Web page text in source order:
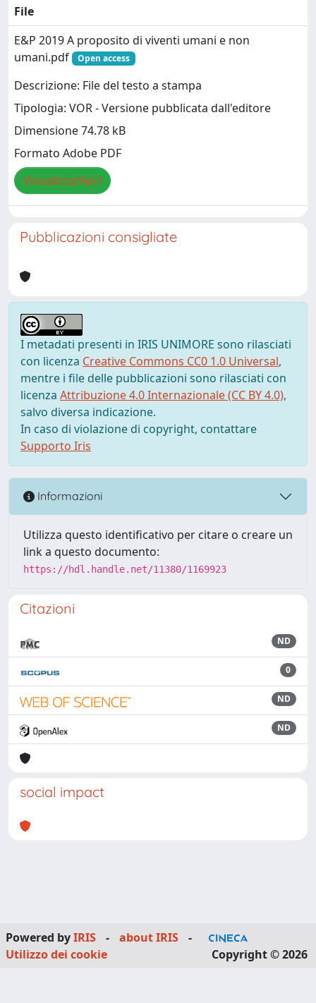
File
E&P 2019 A proposito di viventi umani e non
umani.pdf
Open access
Descrizione: File del testo a stampa
Tipologia: VOR - Versione pubblicata dall'editore
Dimensione 74.78 kB
Formato Adobe PDF
Visualizza/Apri
Pubblicazioni consigliate
I metadati presenti in IRIS UNIMORE sono rilasciati
con licenza Creative Commons CC0 1.0 Universal,
mentre i file delle pubblicazioni sono rilasciati con
licenza Attribuzione 4.0 Internazionale (CC BY 4.0),
salvo diversa indicazione.
In caso di violazione di copyright, contattare
Supporto Iris
Informazioni
Utilizza questo identificativo per citare o creare un
link a questo documento:
https://hdl.handle.net/11380/1169923
Citazioni
ND
0
ND
ND
social impact
Powered byIRIS - about IRIS
-
Utilizzo dei cookie
Copyright © 2026